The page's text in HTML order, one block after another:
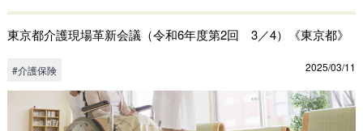
東京都介護現場革新会議（令和6年度第2回 3／4）《東京都》
#介護保険 2025/03/11